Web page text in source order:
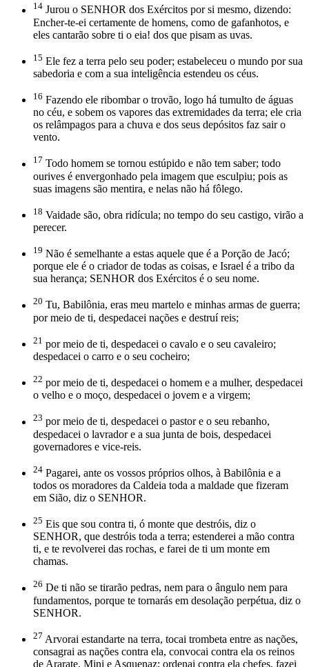
14 Jurou o SENHOR dos Exércitos por si mesmo, dizendo:
Encher-te-ei certamente de homens, como de gafanhotos, e
eles cantarão sobre ti o eia! dos que pisam as uvas.
15 Ele fez a terra pelo seu poder; estabeleceu o mundo por sua
sabedoria e com a sua inteligência estendeu os céus.
16 Fazendo ele ribombar o trovão, logo há tumulto de águas
no céu, e sobem os vapores das extremidades da terra; ele cria
os relâmpagos para a chuva e dos seus depósitos faz sair o
vento.
17 Todo homem se tornou estúpido e não tem saber; todo
ourives é envergonhado pela imagem que esculpiu; pois as
suas imagens são mentira, e nelas não há fôlego.
18 Vaidade são, obra ridícula; no tempo do seu castigo, virão a
perecer.
19 Não é semelhante a estas aquele que é a Porção de Jacó;
porque ele é o criador de todas as coisas, e Israel é a tribo da
sua herança; SENHOR dos Exércitos é o seu nome.
20 Tu, Babilônia, eras meu martelo e minhas armas de guerra;
por meio de ti, despedacei nações e destruí reis;
21 por meio de ti, despedacei o cavalo e o seu cavaleiro;
despedacei o carro e o seu cocheiro;
22 por meio de ti, despedacei o homem e a mulher, despedacei
o velho e o moço, despedacei o jovem e a virgem;
23 por meio de ti, despedacei o pastor e o seu rebanho,
despedacei o lavrador e a sua junta de bois, despedacei
governadores e vice-reis.
24 Pagarei, ante os vossos próprios olhos, à Babilônia e a
todos os moradores da Caldeia toda a maldade que fizeram
em Sião, diz o SENHOR.
25 Eis que sou contra ti, ó monte que destróis, diz o
SENHOR, que destróis toda a terra; estenderei a mão contra
ti, e te revolverei das rochas, e farei de ti um monte em
chamas.
26 De ti não se tirarão pedras, nem para o ângulo nem para
fundamentos, porque te tornarás em desolação perpétua, diz o
SENHOR.
27 Arvorai estandarte na terra, tocai trombeta entre as nações,
consagrai as nações contra ela, convocai contra ela os reinos
de Ararate, Mini e Asquenaz; ordenai contra ela chefes, fazei